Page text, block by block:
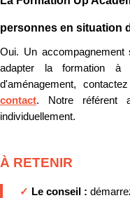
personnes en situation
Oui. Un
adapter la formation à
d'aménagement,
contact. Notre référent
individuellement.
À RETENIR
✓ Le conseil :